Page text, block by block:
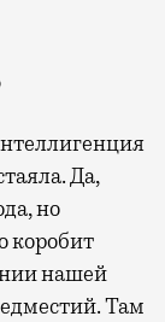
Да,
но
коробит
нашей
Там